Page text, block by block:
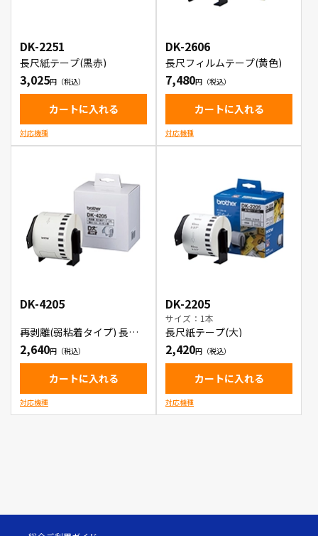
DK-2251
長尺紙テープ(黒赤)
3,025
カートに入れる
対応機種
DK-2606
長尺フィルムテープ(黄色)
7,480
カートに入れる
対応機種
DK-4205
再剥離(弱粘着タイプ) 長尺
紙テープ(大)
2,640
カートに入れる
対応機種
DK-2205
サイズ：1本
長尺紙テープ(大)
2,420
カートに入れる
対応機種